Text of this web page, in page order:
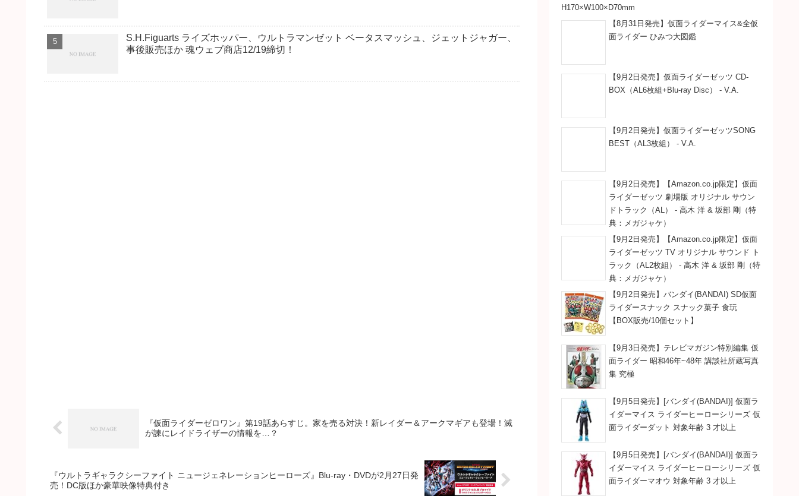
S.H.Figuarts ライズホッパー、ウルトラマンゼット ベータスマッシュ、ジェットジャガー、
事後販売ほか 魂ウェブ商店12/19締切！
『仮面ライダーゼロワン』第19話あらすじ。家を売る対決！新レイダー＆アークマギアも登場！滅
が諫にレイドライザーの情報を…？
『ウルトラギャラクシーファイト ニュージェネレーションヒーローズ』Blu-ray・DVDが2月27日発
売！DC版ほか豪華映像特典付き
H170×W100×D70mm
【8月31日発売】仮面ライダーマイス&全仮
面ライダー ひみつ大図鑑
【9月2日発売】仮面ライダーゼッツ CD-
BOX（AL6枚組+Blu-ray Disc） - V.A.
【9月2日発売】仮面ライダーゼッツSONG
BEST（AL3枚組） - V.A.
【9月2日発売】【Amazon.co.jp限定】仮面
ライダーゼッツ 劇場版 オリジナル サウン
ドトラック（AL） - 高木 洋 & 坂部 剛（特
典：メガジャケ）
【9月2日発売】【Amazon.co.jp限定】仮面
ライダーゼッツ TV オリジナル サウンド ト
ラック（AL2枚組） - 高木 洋 & 坂部 剛（特
典：メガジャケ）
【9月2日発売】バンダイ(BANDAI) SD仮面
ライダースナック スナック菓子 食玩
【BOX販売/10個セット】
【9月3日発売】テレビマガジン特別編集 仮
面ライダー 昭和46年~48年 講談社所蔵写真
集 究極
【9月5日発売】[バンダイ(BANDAI)] 仮面ラ
イダーマイス ライダーヒーローシリーズ 仮
面ライダーダット 対象年齢 3 才以上
【9月5日発売】[バンダイ(BANDAI)] 仮面ラ
イダーマイス ライダーヒーローシリーズ 仮
面ライダーマオウ 対象年齢 3 才以上